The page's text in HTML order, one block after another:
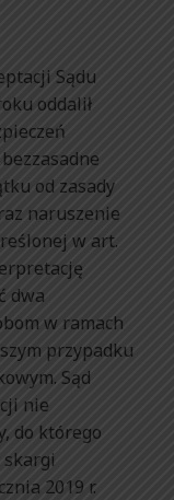
Sądu
oddalił
od zasady
naruszenie
w art.
dwa
w ramach
przypadku
Sąd
nie
do którego
skargi
2019 r.